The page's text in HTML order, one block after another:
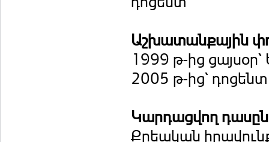
Աշխատանքային
1999 թ-ից
2005 թ-ից` դոցենտ
Կարդացվող
Քրեական